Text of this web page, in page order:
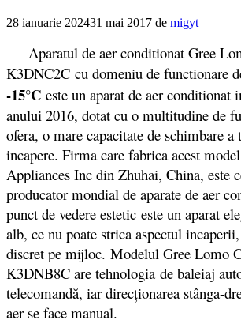
28 ianuarie 202431 mai 2017 de migyt
Aparatul de aer conditionat Gree
K3DNC2C cu domeniu de functionare
-15°C este un aparat de aer conditionat
anului 2016, dotat cu o multitudine de
ofera, o mare capacitate de schimbare
incapere. Firma care fabrica acest
Appliances Inc din Zhuhai, China, este
producator mondial de aparate de aer
punct de vedere estetic este un aparat
alb, ce nu poate strica aspectul
discret pe mijloc. Modelul Gree Lomo
K3DNB8C are tehnologia de baleiaj
telecomandă, iar direcționarea stânga-
aer se face manual.